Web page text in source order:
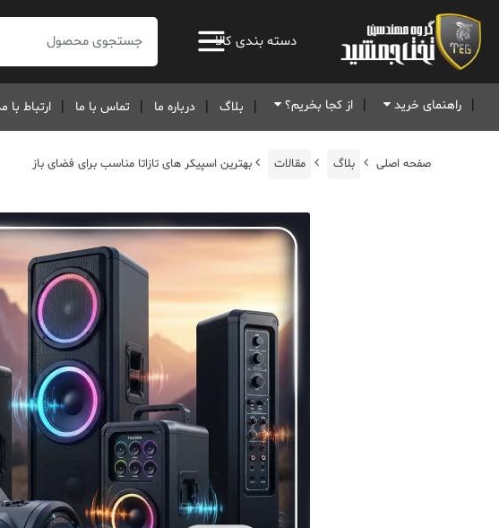
دسته بندی کالا
جستجو:
راهنمای خرید از کجا بخریم؟ بلاگ درباره ما تماس با ما ارتباط با
صفحه اصلی بلاگ مقالات بهترین اسپیکر های تازاتا مناسب برای فضای باز